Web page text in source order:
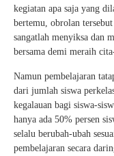
kegiatan apa saja yang
bertemu, obrolan
sangatlah menyiksa dan
bersama demi meraih
Namun pembelajaran
dari jumlah siswa
kegalauan bagi siswa-
hanya ada 50% persen
selalu berubah-ubah
pembelajaran secara